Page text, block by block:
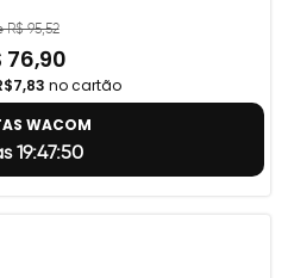
R$ 95,52
76,90
no cartão
WACOM
19:47:49